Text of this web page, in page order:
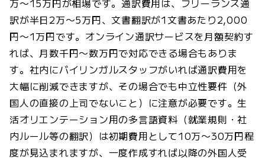
万〜15万円が相場です。通訳費用は、フリーランス通
訳が半日2万〜5万円、文書翻訳が1文書あたり2,000
円〜1万円です。オンライン通訳サービスを月額契約す
れば、月数千円〜数万円で対応できる場合もありま
す。社内にバイリンガルスタッフがいれば通訳費用を
大幅に削減できますが、その場合でも中立性要件（外
国人の直接の上司でないこと）に注意が必要です。生
活オリエンテーション用の多言語資料（就業規則・社
内ルール等の翻訳）は初期費用として10万〜30万円程
度が見込まれますが、一度作成すれば以降の外国人受